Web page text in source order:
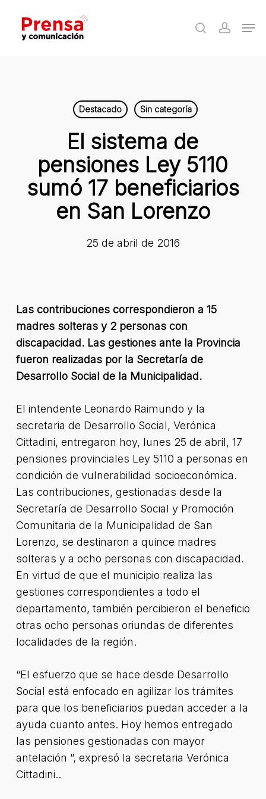
main
search
Destacado Sin categoría
El sistema de
pensiones Ley 5110
sumó 17 beneficiarios
en San Lorenzo
25 de abril de 2016
Las contribuciones correspondieron a 15
madres solteras y 2 personas con
discapacidad. Las gestiones ante la Provincia
fueron realizadas por la Secretaría de
Desarrollo Social de la Municipalidad.
El intendente Leonardo Raimundo y la
secretaria de Desarrollo Social, Verónica
Cittadini, entregaron hoy, lunes 25 de abril, 17
pensiones provinciales Ley 5110 a personas en
condición de vulnerabilidad socioeconómica.
Las contribuciones, gestionadas desde la
Secretaría de Desarrollo Social y Promoción
Comunitaria de la Municipalidad de San
Lorenzo, se destinaron a quince madres
solteras y a ocho personas con discapacidad.
En virtud de que el municipio realiza las
gestiones correspondientes a todo el
departamento, también percibieron el beneficio
otras ocho personas oriundas de diferentes
localidades de la región.
“El esfuerzo que se hace desde Desarrollo
Social está enfocado en agilizar los trámites
para que los beneficiarios puedan acceder a la
ayuda cuanto antes. Hoy hemos entregado
las pensiones gestionadas con mayor
antelación ”, expresó la secretaria Verónica
Cittadini..